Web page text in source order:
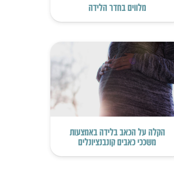
מלווים בחדר הלידה
הקלה על הכאב בלידה באמצעות
משככי כאבים קונבנציונלים